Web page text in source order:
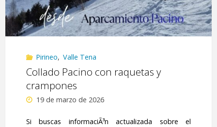
Pirineo, Valle Tena
Collado Pacino con raquetas y
crampones
19 de marzo de 2026
Si buscas informaciÃ³n actualizada sobre el